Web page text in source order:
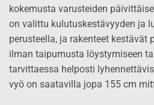
kokemusta varusteiden
on valittu kulutuskestävyyden ja
perusteella, ja rakenteet kestävät
ilman taipumusta löystymiseen
tarvittaessa helposti
vyö on saatavilla jopa 155 cm